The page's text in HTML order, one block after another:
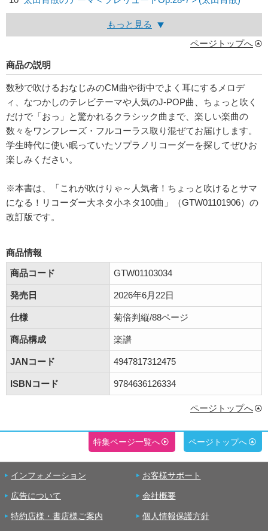
もっと見る
ページトップへ
商品の説明
数秒で吹けるおなじみのCM曲や街中でよく耳にするメロデ
ィ、なつかしのテレビテーマや人気のJ-POP曲、ちょっと吹く
だけで「おっ」と驚かれるクラシック曲まで、楽しい楽曲の
数々をワンフレーズ・フルコーラス取り混ぜてお届けします。
学生時代に使い眠っていたソプラノリコーダーを探してぜひお
楽しみください。
※本書は、「これが吹けりゃ～人気者！ちょっと吹けるとサマ
になる！リコーダー大ネタ小ネタ100曲」（GTW01101906）の
改訂版です。
商品情報
商品コード
GTW01103034
発売日 2026年6月22日
仕様 菊倍判縦/88ページ
商品構成 楽譜
JANコード 4947817312475
ISBNコード 9784636126334
ページトップへ
特集ページ一覧へ ページトップへ
インフォメーション お客様サポート
広告について 会社概要
特約店様・書店様ご案内 個人情報保護方針